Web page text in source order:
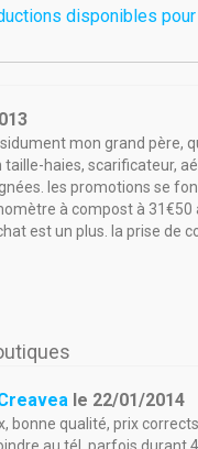
disponibles
mon grand père,
haies, scarificateur,
les promotions se
à compost à 31€50
est un plus. la prise de
le 22/01/2014
bonne qualité, prix